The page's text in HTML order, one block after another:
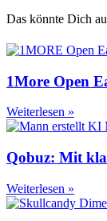
Das könnte Dich
1More Open
Weiterlesen »
Qobuz: Mit
Weiterlesen »